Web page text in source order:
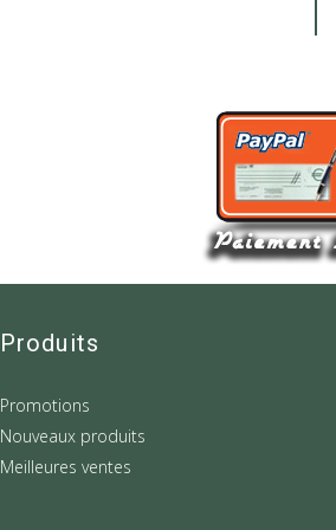
Produits
Promotions
Nouveaux produits
Meilleures ventes